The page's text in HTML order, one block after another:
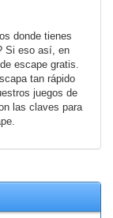
donde tienes
Si eso así, en
escape gratis.
tan rápido
juegos de
las claves para